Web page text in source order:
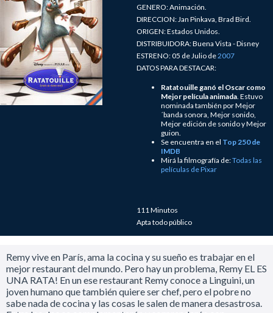
GENERO: Animación.
DIRECCION: Jan Pinkava, Brad Bird.
ORIGEN: Estados Unidos.
DISTRIBUIDORA: Buena Vista - Disney
ESTRENO: 05 de Julio de2007
DATOS PARA DESTACAR:
Ratatouille ganó el Oscar como
Mejor película animada. Estuvo
nominada también por Mejor
´banda sonora, Mejor sonido,
Mejor edición de sonido y Mejor
guion.
Se encuentra en el Top 250 de
IMDB
Mirá la filmografía de:Todas las
películas de Pixar
111 Minutos
Apta todo público
Remy vive en París, ama la cocina y su sueño es trabajar en el
mejor restaurant del mundo. Pero hay un problema, Remy EL ES
UNA RATA! En un ese restaurant Remy conoce a Linguini, un
joven humano que también quiere ser chef, pero el pobre no
sabe nada de cocina y las cosas le salen de manera desastrosa.